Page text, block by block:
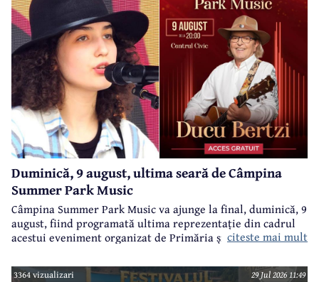
Duminică, 9 august, ultima seară de Câmpina
Summer Park Music
Câmpina Summer Park Music va ajunge la final, duminică, 9
august, fiind programată ultima reprezentație din cadrul
acestui eveniment organizat de Primăria și Consiliul Local
citeste mai mult
3364 vizualizari 29 Jul 2026 11:49